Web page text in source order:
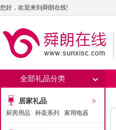
您好，欢迎来到舜朗在线!
全部礼品分类
居家礼品 >
厨房用品 杯壶系列 家用电器